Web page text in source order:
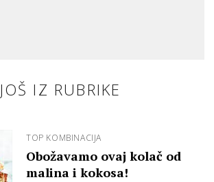
JOŠ IZ RUBRIKE
TOP KOMBINACIJA
Obožavamo ovaj kolač od
malina i kokosa!